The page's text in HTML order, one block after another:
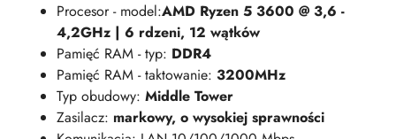
Procesor - model:AMD Ryzen 5 3600 @ 3,6 -
4,2GHz | 6 rdzeni, 12 wątków
Pamięć RAM - typ: DDR4
Pamięć RAM - taktowanie: 3200MHz
Typ obudowy: Middle Tower
Zasilacz: markowy, o wysokiej sprawności